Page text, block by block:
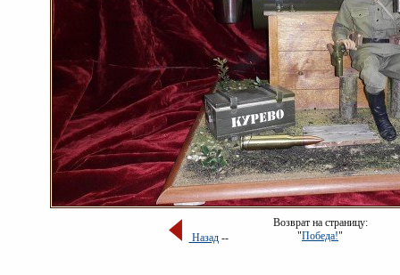
Назад--
Возврат на страницу:
"Победа!"